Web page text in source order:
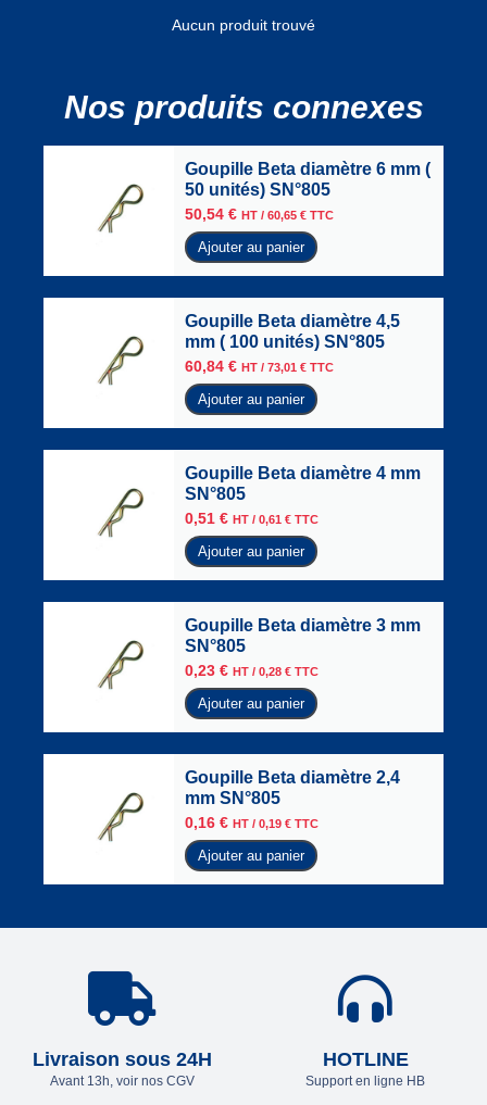
Aucun produit trouvé
Nos produits connexes
Goupille Beta diamètre 6 mm (
50 unités) SN°805
50,54 € HT / 60,65 € TTC
Ajouter au panier
Goupille Beta diamètre 4,5
mm ( 100 unités) SN°805
60,84 € HT / 73,01 € TTC
Ajouter au panier
Goupille Beta diamètre 4 mm
SN°805
0,51 € HT / 0,61 € TTC
Ajouter au panier
Goupille Beta diamètre 3 mm
SN°805
0,23 € HT / 0,28 € TTC
Ajouter au panier
Goupille Beta diamètre 2,4
mm SN°805
0,16 € HT / 0,19 € TTC
Ajouter au panier
Livraison sous 24H
Avant 13h, voir nos CGV
HOTLINE
Support en ligne HB